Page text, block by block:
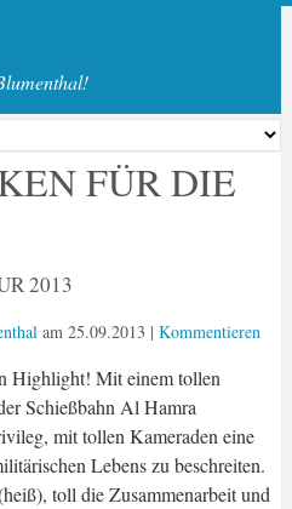
FÜR DIE
2013
am 25.09.2013 | Kommentieren
Highlight! Mit einem tollen
Schießbahn Al Hamra
mit tollen Kameraden eine
Lebens zu beschreiten.
toll die Zusammenarbeit und